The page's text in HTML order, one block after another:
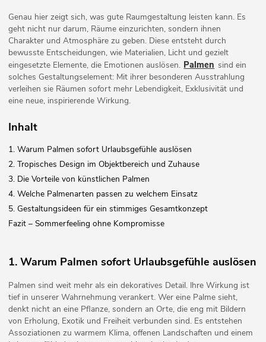
Genau hier zeigt sich, was gute Raumgestaltung leisten kann. Es
geht nicht nur darum, Räume einzurichten, sondern ihnen
Charakter und Atmosphäre zu geben. Diese entsteht durch
bewusste Entscheidungen, wie Materialien, Licht und gezielt
eingesetzte Elemente, die Emotionen auslösen. Palmen sind ein
solches Gestaltungselement: Mit ihrer besonderen Ausstrahlung
verleihen sie Räumen sofort mehr Lebendigkeit, Exklusivität und
eine neue, inspirierende Wirkung.
Inhalt
1. Warum Palmen sofort Urlaubsgefühle auslösen
2. Tropisches Design im Objektbereich und Zuhause
3. Die Vorteile von künstlichen Palmen
4. Welche Palmenarten passen zu welchem Einsatz
5. Gestaltungsideen für ein stimmiges Gesamtkonzept
Fazit – Sommerfeeling ohne Kompromisse
1. Warum Palmen sofort Urlaubsgefühle auslösen
Palmen sind weit mehr als ein dekoratives Detail. Ihre Wirkung ist
tief in unserer Wahrnehmung verankert. Wer eine Palme sieht,
denkt nicht an eine Pflanze, sondern an Orte, die eng mit Bildern
von Erholung, Exotik und Freiheit verbunden sind. Es entstehen
Assoziationen zu warmem Klima, offenen Landschaften und einem